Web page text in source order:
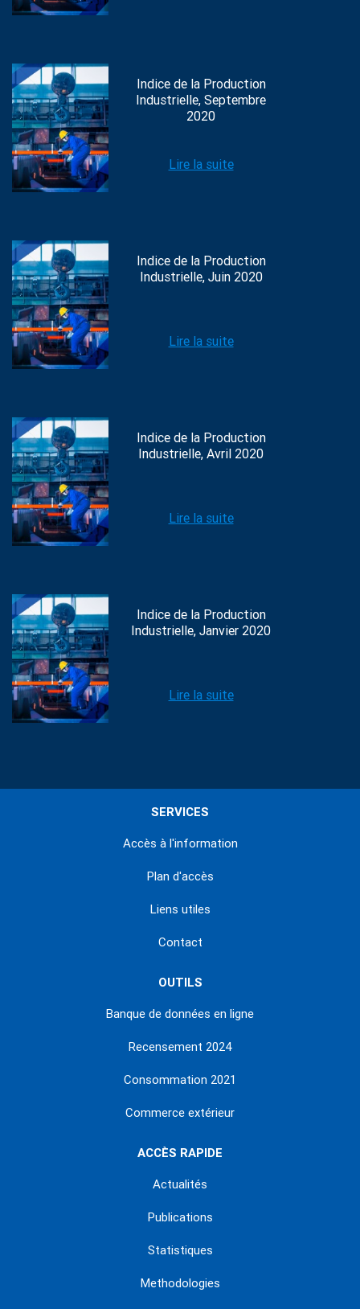
Indice de la Production
Industrielle, Septembre
2020
Lire la suite
Indice de la Production
Industrielle, Juin 2020
Lire la suite
Indice de la Production
Industrielle, Avril 2020
Lire la suite
Indice de la Production
Industrielle, Janvier 2020
Lire la suite
SERVICES
Accès à l'information
Plan d'accès
Liens utiles
Contact
OUTILS
Banque de données en ligne
Recensement 2024
Consommation 2021
Commerce extérieur
ACCÈS RAPIDE
Actualités
Publications
Statistiques
Methodologies